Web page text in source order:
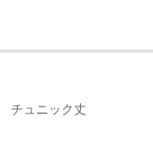
チュニック丈